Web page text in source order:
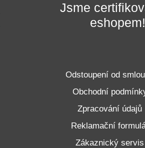
Jsme
eshopem!
Odstoupení od
Obchodní
Zpracování údajů
Reklamační
Zákaznický servis